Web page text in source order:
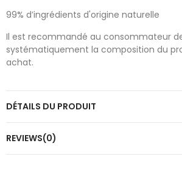
99% d’ingrédients d'origine naturelle
Il est recommandé au consommateur
systématiquement la composition du
achat.
DÉTAILS DU PRODUIT
REVIEWS(0)